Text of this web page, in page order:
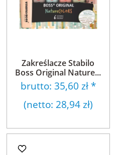
Zakreślacze Stabilo
Boss Original Nature...
brutto: 35,60 zł*
(netto: 28,94 zł)